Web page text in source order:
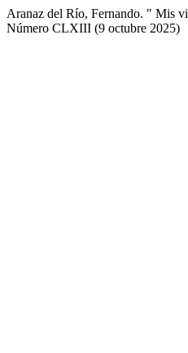
Aranaz del Río, Fernando. " Mis
Número CLXIII (9 octubre 2025)